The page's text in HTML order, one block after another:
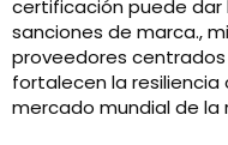
certificación puede dar
sanciones de marca.,
proveedores
fortalecen la
mercado mundial de la